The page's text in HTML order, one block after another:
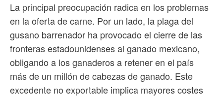
La principal preocupación radica en los problemas
en la oferta de carne. Por un lado, la plaga del
gusano barrenador ha provocado el cierre de las
fronteras estadounidenses al ganado mexicano,
obligando a los ganaderos a retener en el país
más de un millón de cabezas de ganado. Este
excedente no exportable implica mayores costes